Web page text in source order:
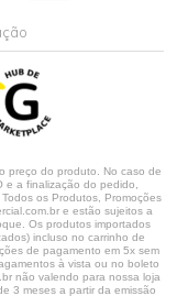
preço do produto. No caso de
e a finalização do pedido,
os Produtos, Promoções
e estão sujeitos a
Os produtos importados
incluso no carrinho de
de pagamento em 5x sem
à vista ou no boleto
não valendo para nossa loja
3 meses a partir da emissão